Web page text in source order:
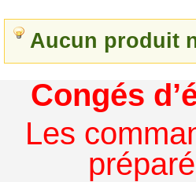
Aucun produit
Congés
Les